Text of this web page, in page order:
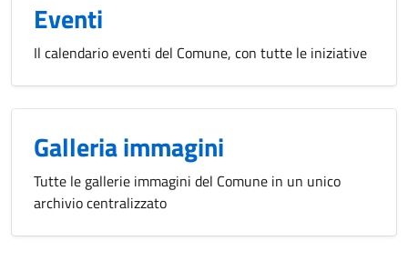
Eventi
Il calendario eventi del Comune, con tutte le iniziative
Galleria immagini
Tutte le gallerie immagini del Comune in un unico
archivio centralizzato